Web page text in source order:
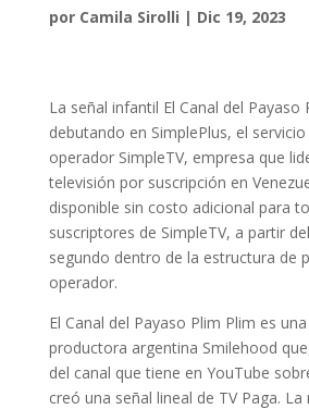
por Camila Sirolli | Dic 19, 2023
La señal infantil El Canal del Payaso
debutando en SimplePlus, el
operador SimpleTV, empresa que
televisión por suscripción en
disponible sin costo adicional para
suscriptores de SimpleTV, a partir
segundo dentro de la estructura de
operador.
El Canal del Payaso Plim Plim es
productora argentina Smilehood
del canal que tiene en YouTube
creó una señal lineal de TV Paga.